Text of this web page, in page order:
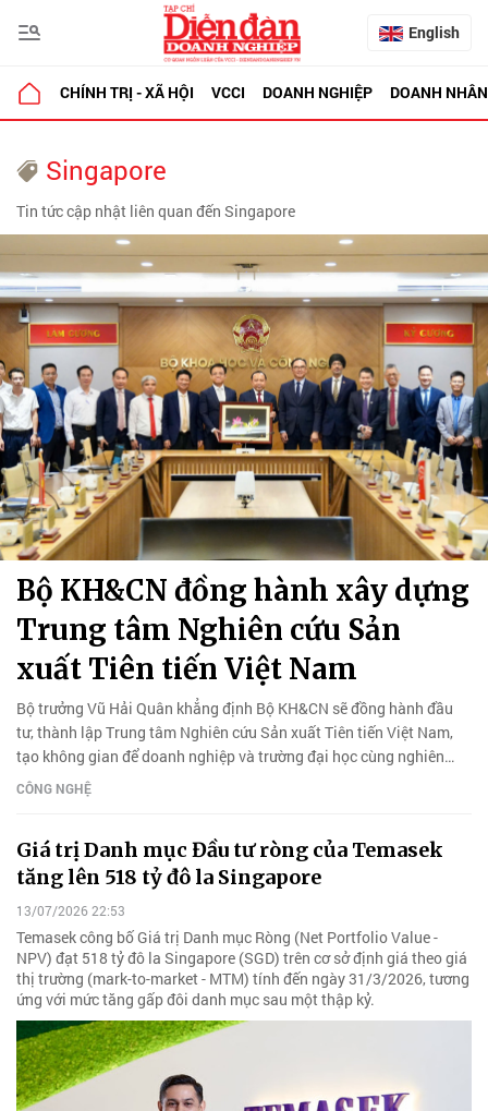
English
CHÍNH TRỊ - XÃ HỘI VCCI DOANH NGHIỆP DOANH NHÂN
Singapore
Tin tức cập nhật liên quan đến Singapore
Bộ KH&CN đồng hành xây dựng
Trung tâm Nghiên cứu Sản
xuất Tiên tiến Việt Nam
Bộ trưởng Vũ Hải Quân khẳng định Bộ KH&CN sẽ đồng hành đầu
tư, thành lập Trung tâm Nghiên cứu Sản xuất Tiên tiến Việt Nam,
tạo không gian để doanh nghiệp và trường đại học cùng nghiên
cứu, thử nghiệm, phát triển sản phẩm công nghệ mới.
CÔNG NGHỆ
Giá trị Danh mục Đầu tư ròng của Temasek
tăng lên 518 tỷ đô la Singapore
13/07/2026 22:53
Temasek công bố Giá trị Danh mục Ròng (Net Portfolio Value -
NPV) đạt 518 tỷ đô la Singapore (SGD) trên cơ sở định giá theo giá
thị trường (mark-to-market - MTM) tính đến ngày 31/3/2026, tương
ứng với mức tăng gấp đôi danh mục sau một thập kỷ.